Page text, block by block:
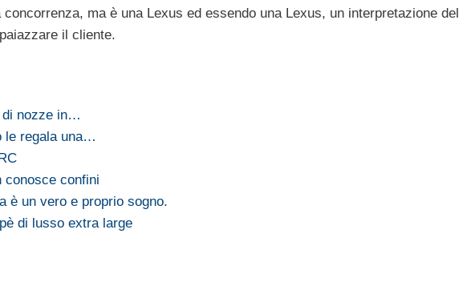
ma è una Lexus ed essendo una Lexus, un interpretazione del
il cliente.
di nozze in…
le regala una…
conosce confini
è un vero e proprio sogno.
di lusso extra large